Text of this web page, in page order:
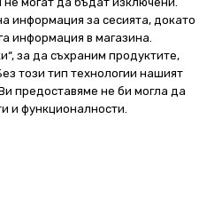
информация за сесията, докато
информация в магазина.
за да съхраним продуктите,
този тип технологии нашият
предоставяме не би могла да
и функционалности.